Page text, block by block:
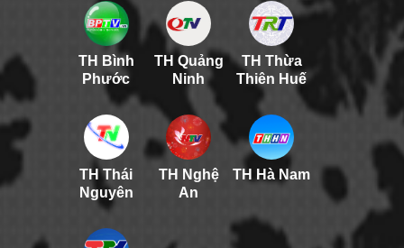
TH Bình
Phước
TH Quảng
Ninh
TH Thừa
Thiên Huế
TH Thái
Nguyên
TH Nghệ
An
TH Hà Nam